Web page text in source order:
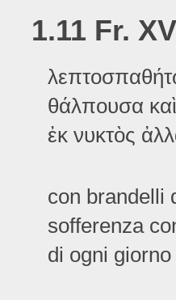
1.11 Fr.
θάλπουσα
ἐκ νυκτὸς
con brandelli
sofferenza
di ogni giorno